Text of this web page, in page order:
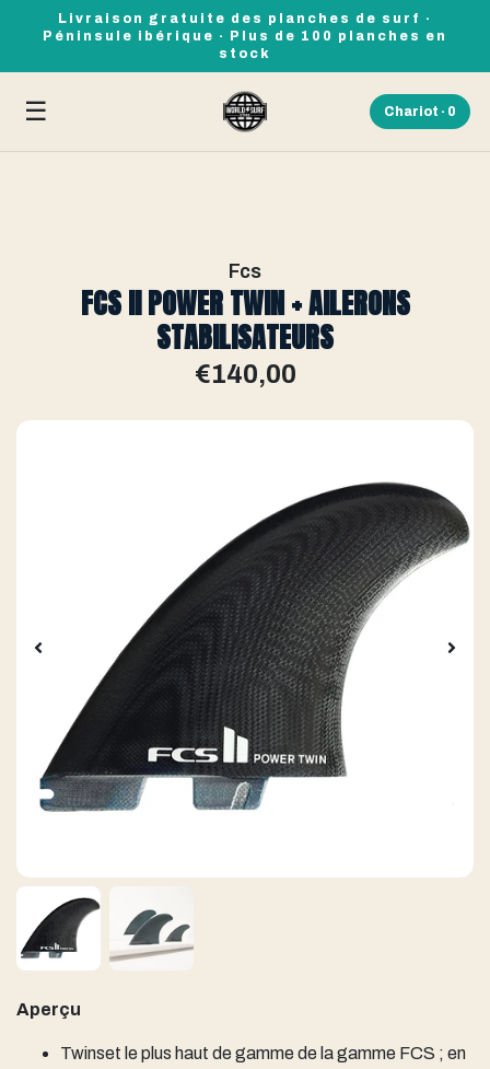
Livraison gratuite des planches de surf ·
Péninsule ibérique · Plus de 100 planches en
stock
☰ Chariot · 0
Fcs
FCS II POWER TWIN + AILERONS
STABILISATEURS
€140,00
Aperçu
Twinset le plus haut de gamme de la gamme FCS ; en